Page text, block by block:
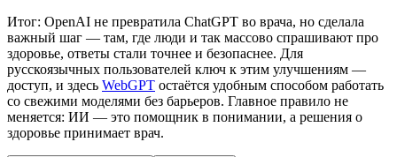
Итог: OpenAI не превратила ChatGPT во врача, но сделала
важный шаг — там, где люди и так массово спрашивают про
здоровье, ответы стали точнее и безопаснее. Для
русскоязычных пользователей ключ к этим улучшениям —
доступ, и здесь WebGPT остаётся удобным способом работать
со свежими моделями без барьеров. Главное правило не
меняется: ИИ — это помощник в понимании, а решения о
здоровье принимает врач.